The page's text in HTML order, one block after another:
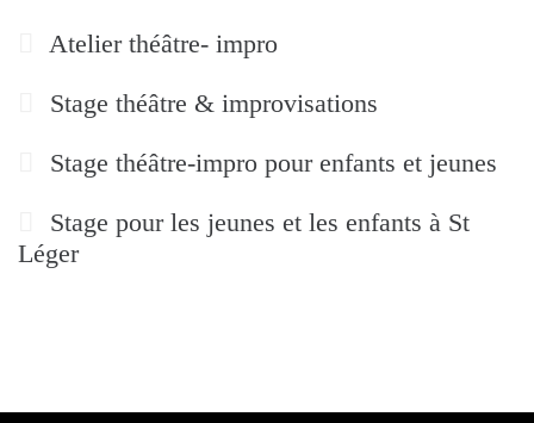
Atelier théâtre- impro
Stage théâtre & improvisations
Stage théâtre-impro pour enfants et jeunes
Stage pour les jeunes et les enfants à St
Léger